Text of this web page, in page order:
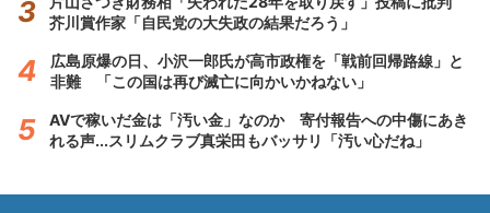
芥川賞作家「自民党の大失政の結果だろう」
広島原爆の日、小沢一郎氏が高市政権を「戦前回帰路線」と
非難 「この国は再び滅亡に向かいかねない」
AVで稼いだ金は「汚い金」なのか 寄付報告への中傷にあき
れる声...スリムクラブ真栄田もバッサリ「汚い心だね」